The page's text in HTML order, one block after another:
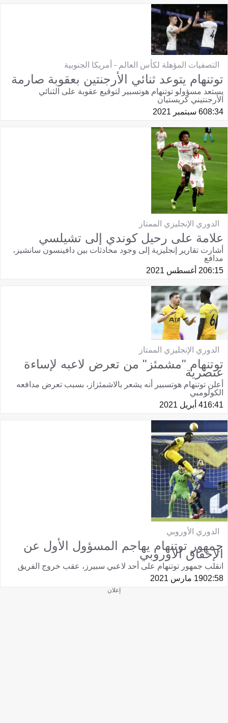
التصفيات المؤهلة لكأس العالم - أمريكا الجنوبية
توتنهام يتوعد ثنائي الأرجنتين بعقوبة صارمة
يستعد مسؤولو توتنهام هوتسبير لتوقيع عقوبة على الثنائي
الأرجنتيني كريستيان
08:346 سبتمبر 2021
الدوري الإنجليزي الممتاز
علامة على رحيل كوندي إلى تشيلسي
أشارت تقارير إنجليزية إلى وجود محادثات بين دافينسون سانشيز،
مدافع
06:152 أغسطس 2021
الدوري الإنجليزي الممتاز
توتنهام "مشمئز" من تعرض لاعبه لإساءة
عنصرية
أعلن توتنهام هوتسبير أنه يشعر بالاشمئزاز، بسبب تعرض مدافعه
الكولومبي
16:414 أبريل 2021
الدوري الأوروبي
جمهور توتنهام يهاجم المسؤول الأول عن
الإخفاق الأوروبي
انقلب جمهور توتنهام على أحد لاعبي سبيرز، عقب خروج الفريق
02:5819 مارس 2021
إعلان